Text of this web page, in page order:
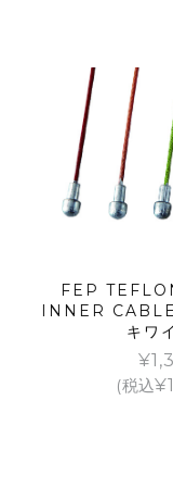
FEP
INNER
キワ
¥
(税込¥